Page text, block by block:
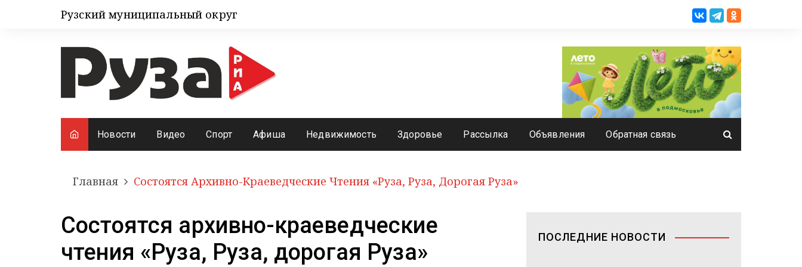
Рузский муниципальный округ
Новости Видео Спорт Афиша Недвижимость Здоровье Рассылка Объявления Обратная связь
Главная Состоятся Архивно-Краеведческие Чтения «Руза, Руза, Дорогая Руза»
Состоятся архивно-краеведческие
чтения «Руза, Руза, дорогая Руза»
ПОСЛЕДНИЕ НОВОСТИ